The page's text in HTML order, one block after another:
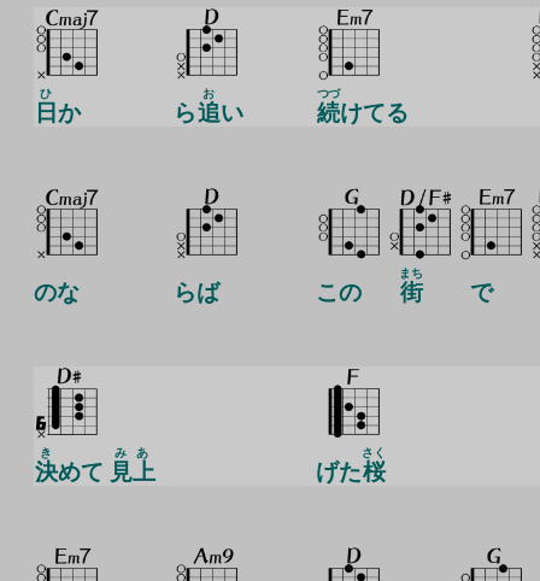
日
ひ
か ら追
お
い 続
つづ
けてる
のな らば この 街
まち
で
決
き
めて 見上
みあ
げた桜
さく